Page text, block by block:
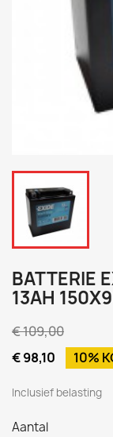
BATTERIE
13AH
€ 109,00
€ 98,10
10%
Inclusief belasting
Aantal